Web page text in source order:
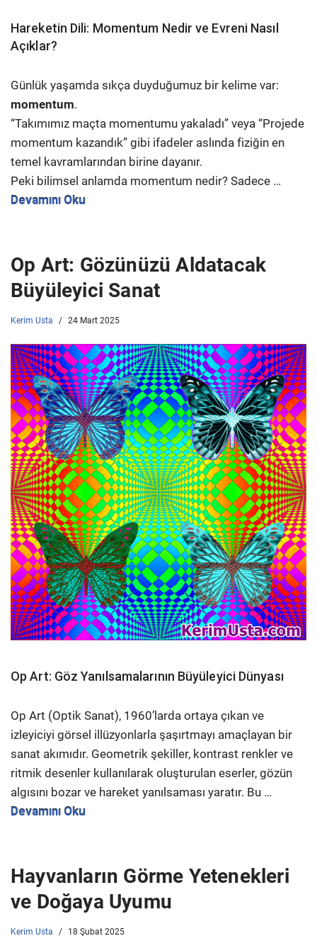
Hareketin Dili: Momentum Nedir ve Evreni Nasıl
Açıklar?
Günlük yaşamda sıkça duyduğumuz bir kelime var:
momentum.
“Takımımız maçta momentumu yakaladı” veya “Projede
momentum kazandık” gibi ifadeler aslında fiziğin en
temel kavramlarından birine dayanır.
Peki bilimsel anlamda momentum nedir? Sadece …
Devamını Oku
Op Art: Gözünüzü Aldatacak
Büyüleyici Sanat
Kerim Usta 24 Mart 2025
Op Art: Göz Yanılsamalarının Büyüleyici Dünyası
Op Art (Optik Sanat), 1960’larda ortaya çıkan ve
izleyiciyi görsel illüzyonlarla şaşırtmayı amaçlayan bir
sanat akımıdır. Geometrik şekiller, kontrast renkler ve
ritmik desenler kullanılarak oluşturulan eserler, gözün
algısını bozar ve hareket yanılsaması yaratır. Bu …
Devamını Oku
Hayvanların Görme Yetenekleri
ve Doğaya Uyumu
Kerim Usta 18 Şubat 2025